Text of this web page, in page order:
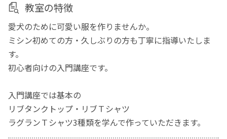
教室の特徴
愛犬のために可愛い服を作りませんか。
ミシン初めての方・久しぶりの方も丁寧に指導いたしま
す。
初心者向けの入門講座です。
入門講座では基本の
リブタンクトップ・リブＴシャツ
ラグランＴシャツ3種類を学んで作っていただきます。